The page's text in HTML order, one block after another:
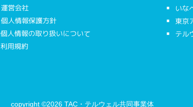
運営会社
個人情報保護方針
個人情報の取り扱いについて
利用規約
いな
東京
テル
copyright ©2026 TAC・テルウェル共同事業体